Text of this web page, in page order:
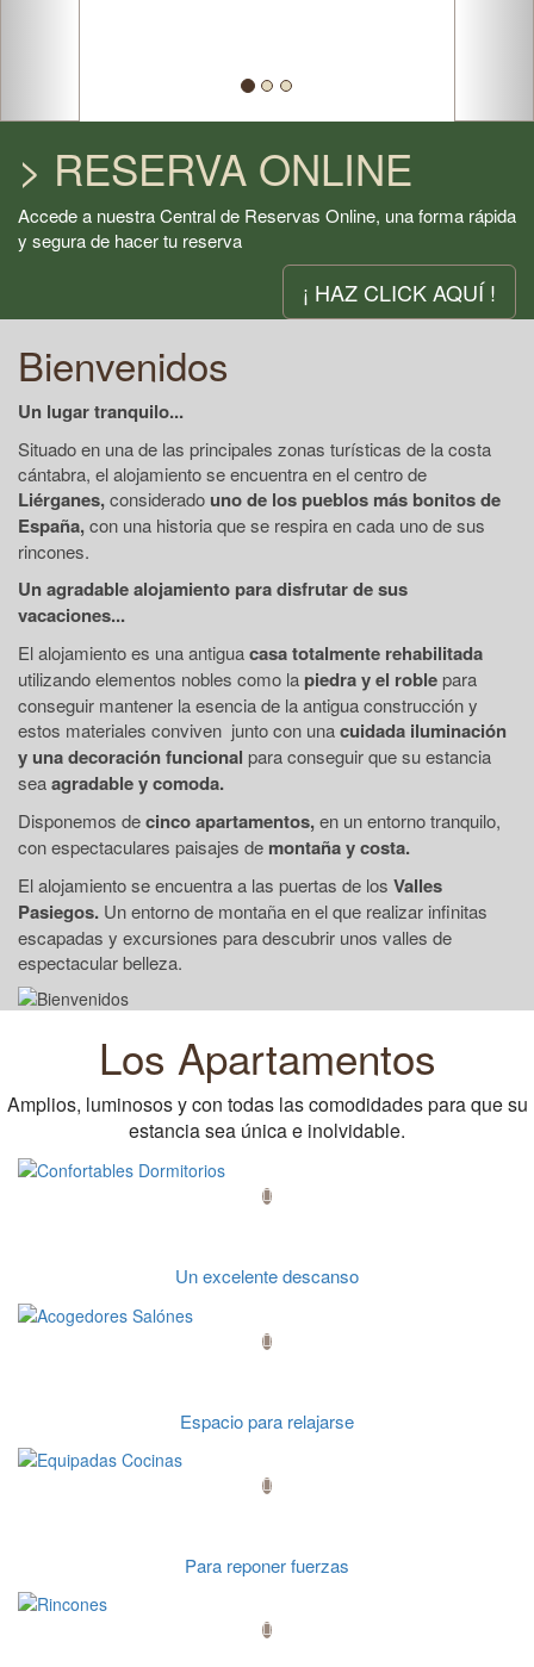
> RESERVA ONLINE
Accede a nuestra Central de Reservas Online, una forma rápida
y segura de hacer tu reserva
¡ HAZ CLICK AQUÍ !
Bienvenidos
Un lugar tranquilo...
Situado en una de las principales zonas turísticas de la costa
cántabra, el alojamiento se encuentra en el centro de
Liérganes,considerado uno de los pueblos más bonitos de
España,con una historia que se respira en cada uno de sus
rincones.
Un agradable alojamiento para disfrutar de sus
vacaciones...
El alojamiento es una antiguacasa totalmente rehabilitada
utilizando elementos nobles como la piedra y el roblepara
conseguir mantener la esencia de la antigua construcción y
estos materiales conviven junto con unacuidada iluminación
y una decoración funcional para conseguir que su estancia
seaagradable y comoda.
Disponemos decinco apartamentos,en un entorno tranquilo,
con espectaculares paisajes de montaña y costa.
El alojamiento se encuentra a las puertas de los Valles
Pasiegos. Un entorno de montaña en el que realizar infinitas
escapadas y excursiones para descubrir unos valles de
espectacular belleza.
Los Apartamentos
Amplios, luminosos y con todas las comodidades para que su
estancia sea única e inolvidable.
Un excelente descanso
Espacio para relajarse
Para reponer fuerzas